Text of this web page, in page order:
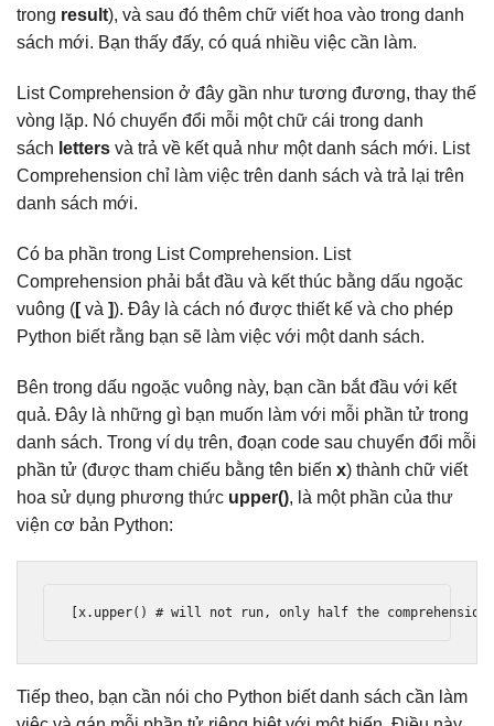
trong result), và sau đó thêm chữ viết hoa vào trong danh
sách mới. Bạn thấy đấy, có quá nhiều việc cần làm.
List Comprehension ở đây gần như tương đương, thay thế
vòng lặp. Nó chuyển đổi mỗi một chữ cái trong danh
sách letters và trả về kết quả như một danh sách mới. List
Comprehension chỉ làm việc trên danh sách và trả lại trên
danh sách mới.
Có ba phần trong List Comprehension. List
Comprehension phải bắt đầu và kết thúc bằng dấu ngoặc
vuông ([và ]). Đây là cách nó được thiết kế và cho phép
Python biết rằng bạn sẽ làm việc với một danh sách.
Bên trong dấu ngoặc vuông này, bạn cần bắt đầu với kết
quả. Đây là những gì bạn muốn làm với mỗi phần tử trong
danh sách. Trong ví dụ trên, đoạn code sau chuyển đổi mỗi
phần tử (được tham chiếu bằng tên biến x) thành chữ viết
hoa sử dụng phương thức upper(), là một phần của thư
viện cơ bản Python:
[x. upper() # will not run, only half the
Tiếp theo, bạn cần nói cho Python biết danh sách cần làm